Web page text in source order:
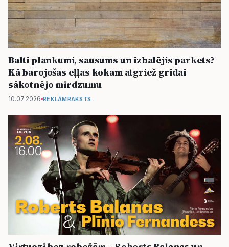
Balti plankumi, sausums un izbalējis parkets?
Kā barojošas eļļas kokam atgriež grīdai
sākotnējo mirdzumu
10.07.2026 REKLĀMRAKSTS